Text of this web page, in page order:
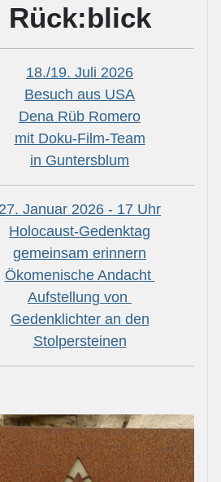
Rück:blick
18./19. Juli 2026
Besuch aus USA
Dena Rüb Romero
mit Doku-Film-Team
in Guntersblum
27. Januar 2026 - 17 Uhr
Holocaust-Gedenktag
gemeinsam erinnern
Ökomenische Andacht
Aufstellung von
Gedenklichter an den
Stolpersteinen